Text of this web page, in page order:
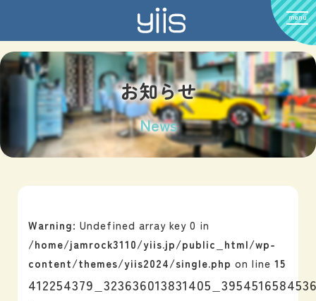
お知らせ
News
Warning: Undefined array key 0 in
/home/jamrock3110/yiis.jp/public_html/wp-
content/themes/yiis2024/single.php on line 15
menu